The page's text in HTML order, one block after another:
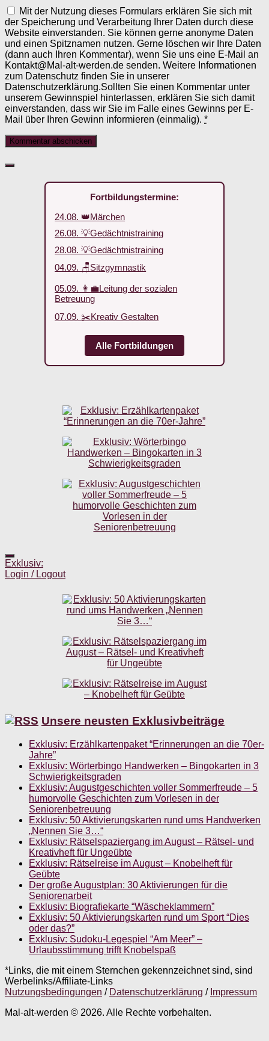
Mit der Nutzung dieses Formulars erklären Sie sich mit
der Speicherung und Verarbeitung Ihrer Daten durch diese
Website einverstanden. Sie können gerne anonyme Daten
und einen Spitznamen nutzen. Gerne löschen wir Ihre Daten
(dann auch Ihren Kommentar), wenn Sie uns eine E-Mail an
Kontakt@Mal-alt-werden.de senden. Weitere Informationen
zum Datenschutz finden Sie in unserer
Datenschutzerklärung.Sollten Sie einen Kommentar unter
unserem Gewinnspiel hinterlassen, erklären Sie sich damit
einverstanden, dass wir Sie im Falle eines Gewinns per E-
Mail über Ihren Gewinn informieren (einmalig). *
Fortbildungstermine:
24.08. 👑Märchen
26.08. 💡Gedächtnistraining
28.08. 💡Gedächtnistraining
04.09. 🪑Sitzgymnastik
05.09. 👩‍💼Leitung der sozialen
Betreuung
07.09. ✂️Kreativ Gestalten
Alle Fortbildungen
Exklusiv:
Login / Logout
Unsere neusten Exklusivbeiträge
Exklusiv: Erzählkartenpaket “Erinnerungen an die 70er-
Jahre”
Exklusiv: Wörterbingo Handwerken – Bingokarten in 3
Schwierigkeitsgraden
Exklusiv: Augustgeschichten voller Sommerfreude – 5
humorvolle Geschichten zum Vorlesen in der
Seniorenbetreuung
Exklusiv: 50 Aktivierungskarten rund ums Handwerken
„Nennen Sie 3…“
Exklusiv: Rätselspaziergang im August – Rätsel- und
Kreativheft für Ungeübte
Exklusiv: Rätselreise im August – Knobelheft für
Geübte
Der große Augustplan: 30 Aktivierungen für die
Seniorenarbeit
Exklusiv: Biografiekarte “Wäscheklammern”
Exklusiv: 50 Aktivierungskarten rund um Sport “Dies
oder das?”
Exklusiv: Sudoku-Legespiel “Am Meer” –
Urlaubsstimmung trifft Knobelspaß
*Links, die mit einem Sternchen gekennzeichnet sind, sind
Werbelinks/Affiliate-Links
Nutzungsbedingungen / Datenschutzerklärung / Impressum
Mal-alt-werden © 2026. Alle Rechte vorbehalten.